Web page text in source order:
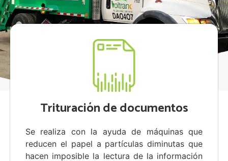
Trituración de documentos
Se realiza con la ayuda de máquinas que
reducen el papel a partículas diminutas que
hacen imposible la lectura de la información